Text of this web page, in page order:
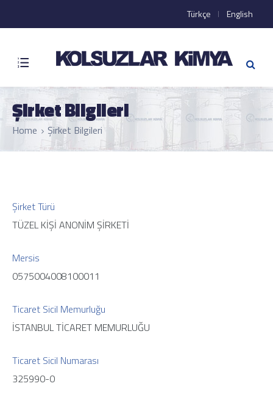
Türkçe English
Şirket Bilgileri
Home Şirket Bilgileri
Şirket Türü
TÜZEL KİŞİ ANONİM ŞİRKETİ
Mersis
0575004008100011
Ticaret Sicil Memurluğu
İSTANBUL TİCARET MEMURLUĞU
Ticaret Sicil Numarası
325990-0